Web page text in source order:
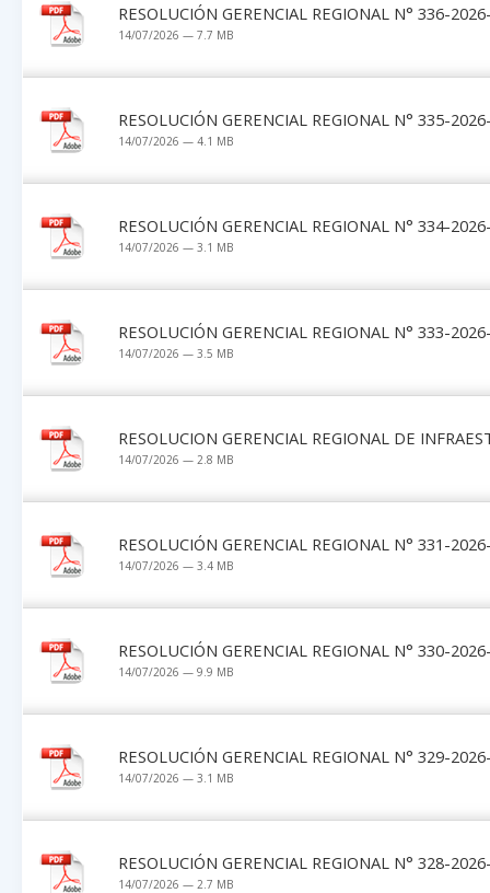
RESOLUCIÓN GERENCIAL REGIONAL N° 336-
14/07/2026 — 7.7 MB
RESOLUCIÓN GERENCIAL REGIONAL N° 335-
14/07/2026 — 4.1 MB
RESOLUCIÓN GERENCIAL REGIONAL N° 334-
14/07/2026 — 3.1 MB
RESOLUCIÓN GERENCIAL REGIONAL N° 333-
14/07/2026 — 3.5 MB
RESOLUCION GERENCIAL REGIONAL DE
14/07/2026 — 2.8 MB
RESOLUCIÓN GERENCIAL REGIONAL N° 331-
14/07/2026 — 3.4 MB
RESOLUCIÓN GERENCIAL REGIONAL N° 330-
14/07/2026 — 9.9 MB
RESOLUCIÓN GERENCIAL REGIONAL N° 329-
14/07/2026 — 3.1 MB
RESOLUCIÓN GERENCIAL REGIONAL N° 328-
14/07/2026 — 2.7 MB